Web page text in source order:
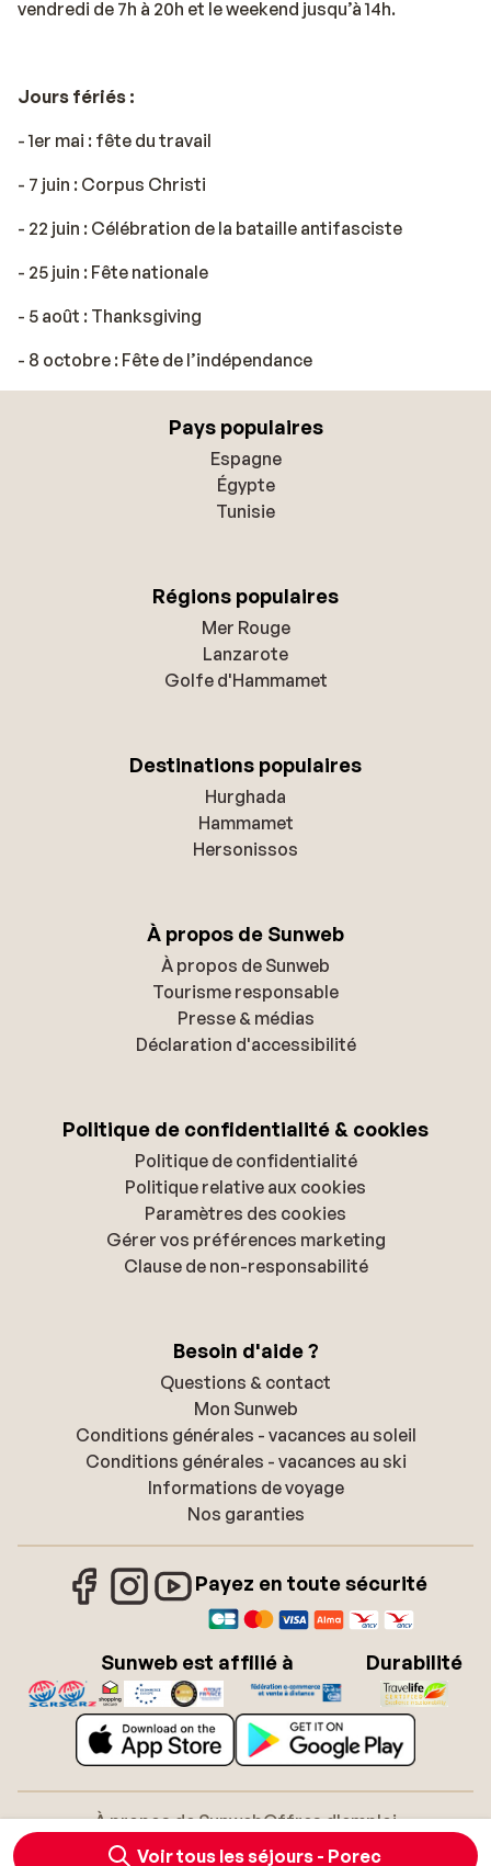
Voir tous les séjours - Porec
vendredi de 7h à 20h et le weekend jusqu’à 14h.
Jours fériés :
- 1er mai : fête du travail
- 7 juin : Corpus Christi
- 22 juin : Célébration de la bataille antifasciste
- 25 juin : Fête nationale
- 5 août : Thanksgiving
- 8 octobre : Fête de l’indépendance
Pays populaires
Espagne
Égypte
Tunisie
Régions populaires
Mer Rouge
Lanzarote
Golfe d'Hammamet
Destinations populaires
Hurghada
Hammamet
Hersonissos
À propos de Sunweb
À propos de Sunweb
Tourisme responsable
Presse & médias
Déclaration d'accessibilité
Politique de confidentialité & cookies
Politique de confidentialité
Politique relative aux cookies
Paramètres des cookies
Gérer vos préférences marketing
Clause de non-responsabilité
Besoin d'aide ?
Questions & contact
Mon Sunweb
Conditions générales - vacances au soleil
Conditions générales - vacances au ski
Informations de voyage
Nos garanties
Payez en toute sécurité
Sunweb est affilié à Durabilité
À propos de SunwebOffres d'emploi
Conditions générales vacances soleil